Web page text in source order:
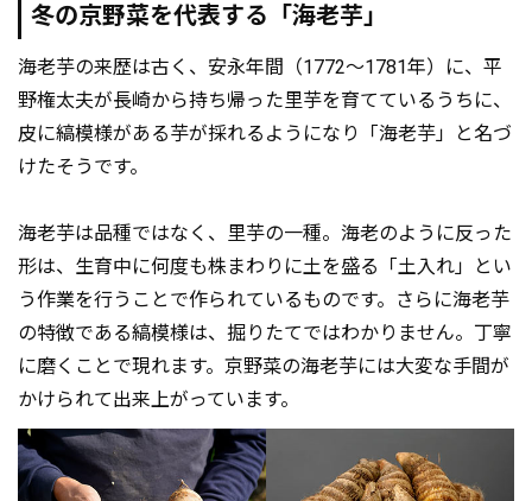
冬の京野菜を代表する「海老芋」
海老芋の来歴は古く、安永年間（1772～1781年）に、平
野権太夫が長崎から持ち帰った里芋を育てているうちに、
皮に縞模様がある芋が採れるようになり「海老芋」と名づ
けたそうです。
海老芋は品種ではなく、里芋の一種。海老のように反った
形は、生育中に何度も株まわりに土を盛る「土入れ」とい
う作業を行うことで作られているものです。さらに海老芋
の特徴である縞模様は、掘りたてではわかりません。丁寧
に磨くことで現れます。京野菜の海老芋には大変な手間が
かけられて出来上がっています。